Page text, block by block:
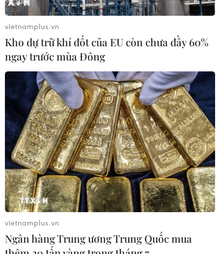
vietnamplus.vn
Kho dự trữ khí đốt của EU còn chưa đầy 60%
ngay trước mùa Đông
vietnamplus.vn
Ngân hàng Trung ương Trung Quốc mua